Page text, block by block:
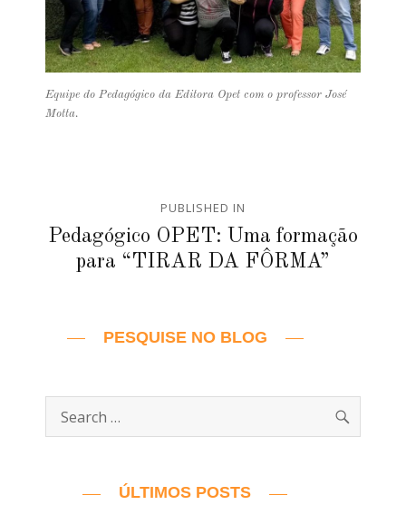
Equipe do Pedagógico da Editora Opet com o professor José
Motta.
PUBLISHED IN
Pedagógico OPET: Uma formação
para “TIRAR DA FÔRMA”
PESQUISE NO BLOG
Search
for:
ÚLTIMOS POSTS